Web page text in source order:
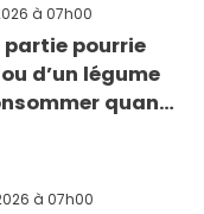
à 07h00
partie pourrie
d’un légume
quand
à 07h00